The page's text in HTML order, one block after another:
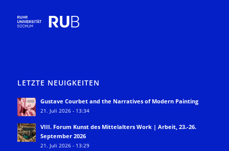
LETZTE NEUIGKEITEN
Gustave Courbet and the Narratives of Modern Painting
21. Juli 2026 - 13:34
VIII. Forum Kunst des Mittelalters Work | Arbeit, 23.-26.
September 2026
21. Juli 2026 - 13:29